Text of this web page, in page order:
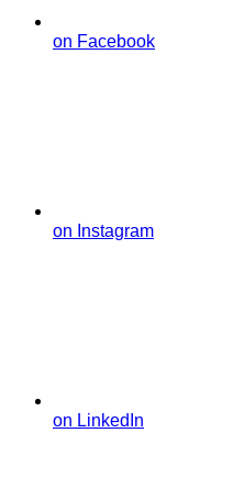
on Facebook
on Instagram
on LinkedIn